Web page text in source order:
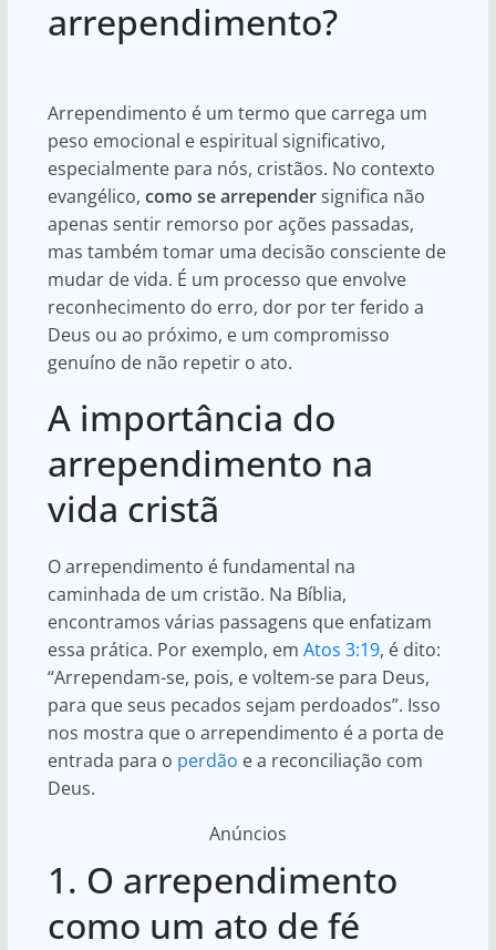
s
p
e
o
k
e
arrependimento?
Arrependimento é um termo que carrega um
peso emocional e espiritual significativo,
especialmente para nós, cristãos. No contexto
evangélico, como se arrependersignifica não
apenas sentir remorso por ações passadas,
mas também tomar uma decisão consciente de
mudar de vida. É um processo que envolve
reconhecimento do erro, dor por ter ferido a
Deus ou ao próximo, e um compromisso
genuíno de não repetir o ato.
A importância do
arrependimento na
vida cristã
O arrependimento é fundamental na
caminhada de um cristão. Na Bíblia,
encontramos várias passagens que enfatizam
essa prática. Por exemplo, em Atos 3:19, é dito:
“Arrependam-se, pois, e voltem-se para Deus,
para que seus pecados sejam perdoados”. Isso
nos mostra que o arrependimento é a porta de
entrada para o perdão e a reconciliação com
Deus.
Anúncios
1. O arrependimento
como um ato de fé